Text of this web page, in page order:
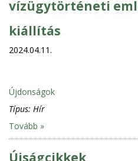
vízügytörténeti
kiállítás
2024.04.11.
Újdonságok
Típus: Hír
Tovább »
Újságcikkek